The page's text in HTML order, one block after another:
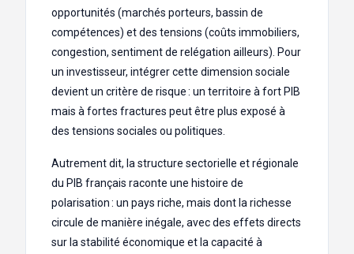
opportunités (marchés porteurs, bassin de
compétences) et des tensions (coûts immobiliers,
congestion, sentiment de relégation ailleurs). Pour
un investisseur, intégrer cette dimension sociale
devient un critère de risque : un territoire à fort PIB
mais à fortes fractures peut être plus exposé à
des tensions sociales ou politiques.
Autrement dit, la structure sectorielle et régionale
du PIB français raconte une histoire de
polarisation : un pays riche, mais dont la richesse
circule de manière inégale, avec des effets directs
sur la stabilité économique et la capacité à